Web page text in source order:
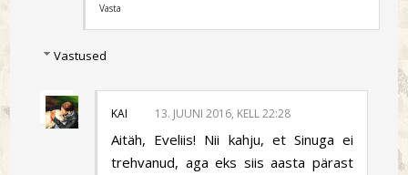
Vasta
Vastused
KAI 13. JUUNI 2016, KELL 22:28
Aitäh, Eveliis! Nii kahju, et Sinuga ei
trehvanud, aga eks siis aasta pärast